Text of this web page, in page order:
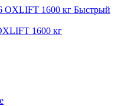
Быстрый
1600 кг